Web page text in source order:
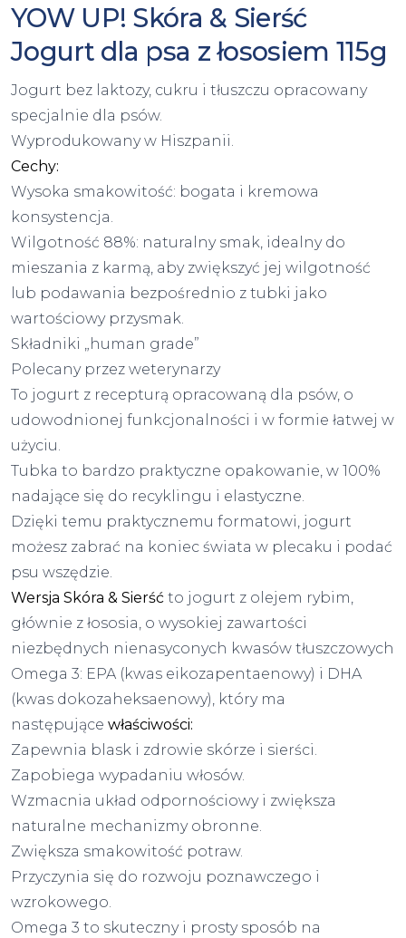
YOW UP! Skóra & Sierść
Jogurt dla psa z łososiem 115g
Jogurt bez laktozy, cukru i tłuszczu opracowany
specjalnie dla psów.
Wyprodukowany w Hiszpanii.
Cechy:
Wysoka smakowitość: bogata i kremowa
konsystencja.
Wilgotność 88%: naturalny smak, idealny do
mieszania z karmą, aby zwiększyć jej wilgotność
lub podawania bezpośrednio z tubki jako
wartościowy przysmak.
Składniki „human grade”
Polecany przez weterynarzy
To jogurt z recepturą opracowaną dla psów, o
udowodnionej funkcjonalności i w formie łatwej w
użyciu.
Tubka to bardzo praktyczne opakowanie, w 100%
nadające się do recyklingu i elastyczne.
Dzięki temu praktycznemu formatowi, jogurt
możesz zabrać na koniec świata w plecaku i podać
psu wszędzie.
Wersja Skóra & Sierść to jogurt z olejem rybim,
głównie z łososia, o wysokiej zawartości
niezbędnych nienasyconych kwasów tłuszczowych
Omega 3: EPA (kwas eikozapentaenowy) i DHA
(kwas dokozaheksaenowy), który ma
następujące właściwości:
Zapewnia blask i zdrowie skórze i sierści.
Zapobiega wypadaniu włosów.
Wzmacnia układ odpornościowy i zwiększa
naturalne mechanizmy obronne.
Zwiększa smakowitość potraw.
Przyczynia się do rozwoju poznawczego i
wzrokowego.
Omega 3 to skuteczny i prosty sposób na